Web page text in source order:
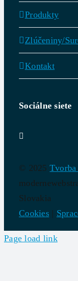
Produkty
Zlúčeniny/
Kontakt
Sociálne siete
© 2025
Slovakia
Cookies |
Page load link